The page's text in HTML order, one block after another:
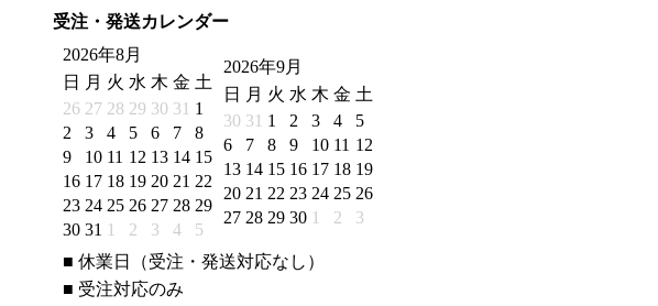
受注・発送カレンダー
2026年8月
日
月 火 水 木 金 土
26 27 28 29 30 31 1
2
3 4 5 6 7
8
9
10 11 12 13 14 15
16 17 18 19 20 21 22
23 24 25 26 27 28 29
30 31 1 2 3 4 5
2026年9月
日
月 火 水 木 金 土
30 31 1 2 3 4
5
6
7 8 9 10 11 12
13 14 15 16 17 18 19
20 21 22 23 24 25 26
27 28 29 30 1 2 3
■ 休業日（受注・発送対応なし）
■ 受注対応のみ